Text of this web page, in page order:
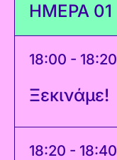
ΗΜΕΡΑ 01
18:00 - 18:20
Ξεκινάμε!
18:20 - 18:40